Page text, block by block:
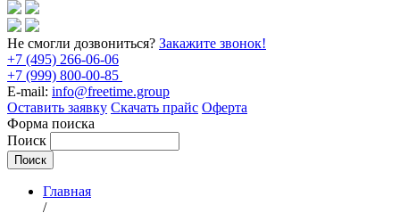
Не смогли дозвониться? Закажите звонок!
+7 (495) 266-06-06
+7 (999) 800-00-85
E-mail: info@freetime.group
Оставить заявку Скачать прайс Оферта
Форма поиска
Поиск
Главная
/